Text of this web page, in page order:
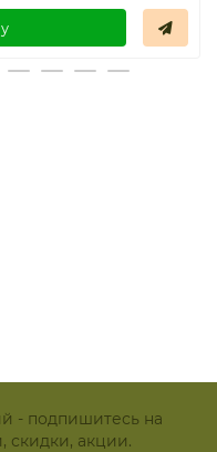
- подпишитесь на
скидки, акции.